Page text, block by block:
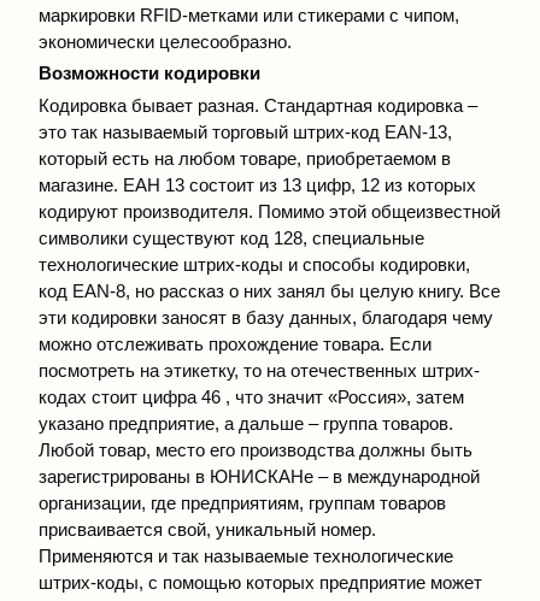
маркировки RFID-метками или стикерами с чипом,
экономически целесообразно.
Возможности кодировки
Кодировка бывает разная. Стандартная кодировка –
это так называемый торговый штрих-код ЕAN-13,
который есть на любом товаре, приобретаемом в
магазине. ЕАН 13 состоит из 13 цифр, 12 из которых
кодируют производителя. Помимо этой общеизвестной
символики существуют код 128, специальные
технологические штрих-коды и способы кодировки,
код EAN-8, но рассказ о них занял бы целую книгу. Все
эти кодировки заносят в базу данных, благодаря чему
можно отслеживать прохождение товара. Если
посмотреть на этикетку, то на отечественных штрих-
кодах стоит цифра 46 , что значит «Россия», затем
указано предприятие, а дальше – группа товаров.
Любой товар, место его производства должны быть
зарегистрированы в ЮНИСКАНе – в международной
организации, где предприятиям, группам товаров
присваивается свой, уникальный номер.
Применяются и так называемые технологические
штрих-коды, с помощью которых предприятие может